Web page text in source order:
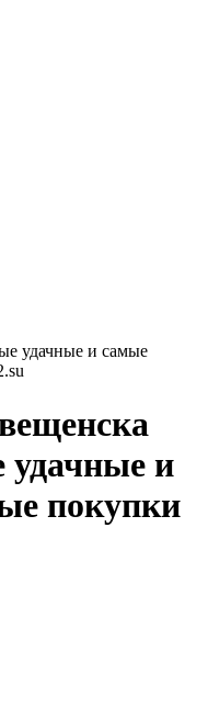
удачные и самые
удачные и
покупки